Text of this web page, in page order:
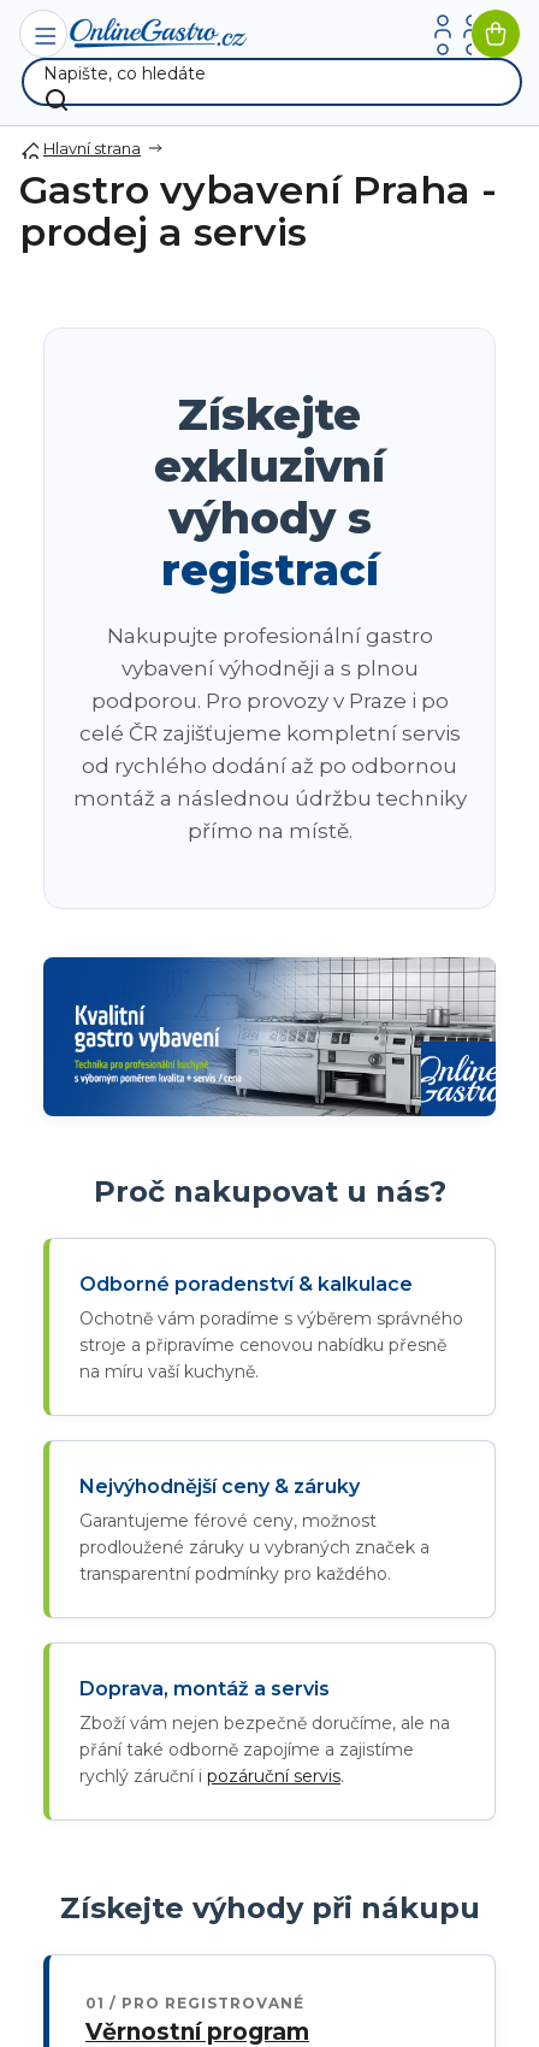
Přejít
obsah
Hlavní strana
Gastro vybavení Praha -
prodej a servis
Získejte
exkluzivní
výhody s
registrací
Nakupujte profesionální gastro
vybavení výhodněji a s plnou
podporou. Pro provozy v Praze i po
celé ČR zajišťujeme kompletní servis
od rychlého dodání až po odbornou
montáž a následnou údržbu techniky
přímo na místě.
Proč nakupovat u nás?
Odborné poradenství & kalkulace
Ochotně vám poradíme s výběrem správného
stroje a připravíme cenovou nabídku přesně
na míru vaší kuchyně.
Nejvýhodnější ceny & záruky
Garantujeme férové ceny, možnost
prodloužené záruky u vybraných značek a
transparentní podmínky pro každého.
Doprava, montáž a servis
Zboží vám nejen bezpečně doručíme, ale na
přání také odborně zapojíme a zajistíme
rychlý záruční i pozáruční servis.
Získejte výhody při nákupu
01 / PRO REGISTROVANÉ
Věrnostní program